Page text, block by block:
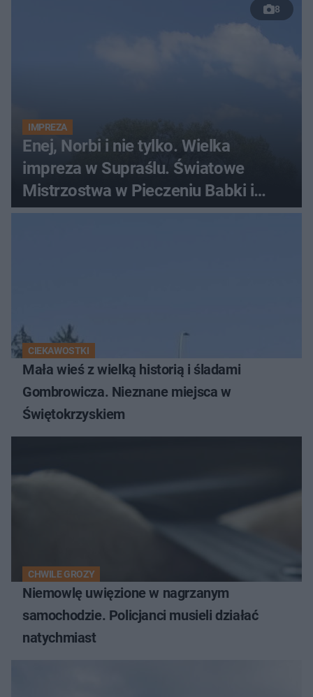
8
IMPREZA
Enej, Norbi i nie tylko. Wielka
impreza w Supraślu. Światowe
Mistrzostwa w Pieczeniu Babki i
Kiszki Ziemniaczanej
CIEKAWOSTKI
Mała wieś z wielką historią i śladami
Gombrowicza. Nieznane miejsca w
Świętokrzyskiem
CHWILE GROZY
Niemowlę uwięzione w nagrzanym
samochodzie. Policjanci musieli działać
natychmiast